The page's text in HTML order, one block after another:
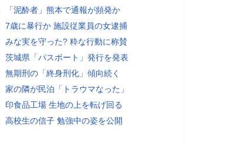
「泥酔者」熊本で通報が頻発か
7歳に暴行か 施設従業員の女逮捕
みな実を守った? 粋な行動に称賛
茨城県「パスポート」発行を発表
無期刑の「終身刑化」傾向続く
家の隣が民泊「トラウマなった」
印食品工場 生地の上を転げ回る
高校生の信子 勉強中の姿を公開